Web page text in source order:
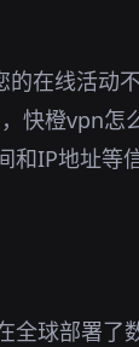
在线活动
快橙vpn怎
和IP地址等
全球部署了